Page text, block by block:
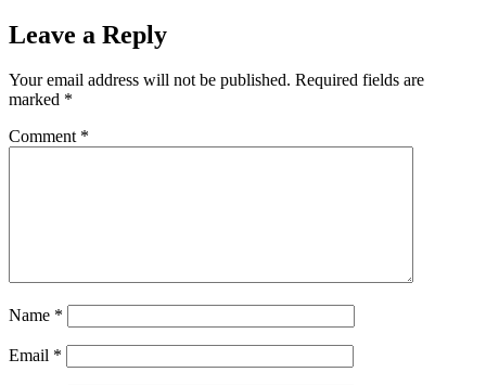
Leave a Reply
Your email address will not be published. Required fields are
marked *
Comment *
Name *
Email *